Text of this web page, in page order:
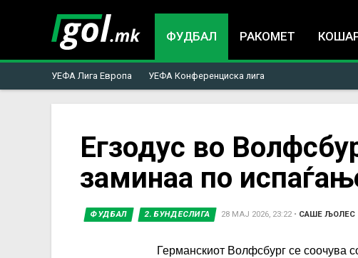
ФУДБАЛ РАКОМЕТ
УЕФА Лига Европа УЕФА Конференциска лига
here
Егзодус во
заминаа по
ФУДБАЛ 2. БУНДЕСЛИГА 28 МАЈ 2026, 23:22• САШЕ ЉОЛЕС
Германскиот Волфсбург се соочува